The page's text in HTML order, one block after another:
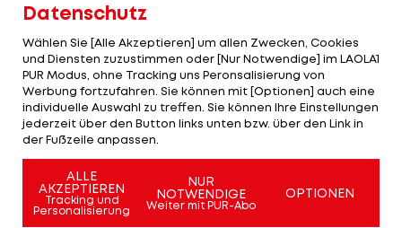
laut "Gazzetta dello Sport" eindeutig. Drei
Gutachter kamen zum Schluss, dass die
Erkrankung des Ö-Tour-Siegers von 2010, durch
eine nicht fachgerechte Bluttransfusion
verursacht wurde. Ricco gestand zunächst, ehe er
seine Aussage widerrief. Ihm droht eine
lebenslange Sperre.
Mehr zum Thema
Datenschutz
Wählen Sie [Alle Akzeptieren] um allen Zwecken, Cookies
und Diensten zuzustimmen oder [Nur Notwendige] im LAOLA1
PUR Modus, ohne Tracking uns Peronsalisierung von
Werbung fortzufahren. Sie können mit [Optionen] auch eine
individuelle Auswahl zu treffen. Sie können Ihre Einstellungen
jederzeit über den Button links unten bzw. über den Link in
der Fußzeile anpassen.
ALLE
AKZEPTIEREN
Tracking und
Personalisierung
NUR
NOTWENDIGE
Weiter mit PUR-Abo
OPTIONEN